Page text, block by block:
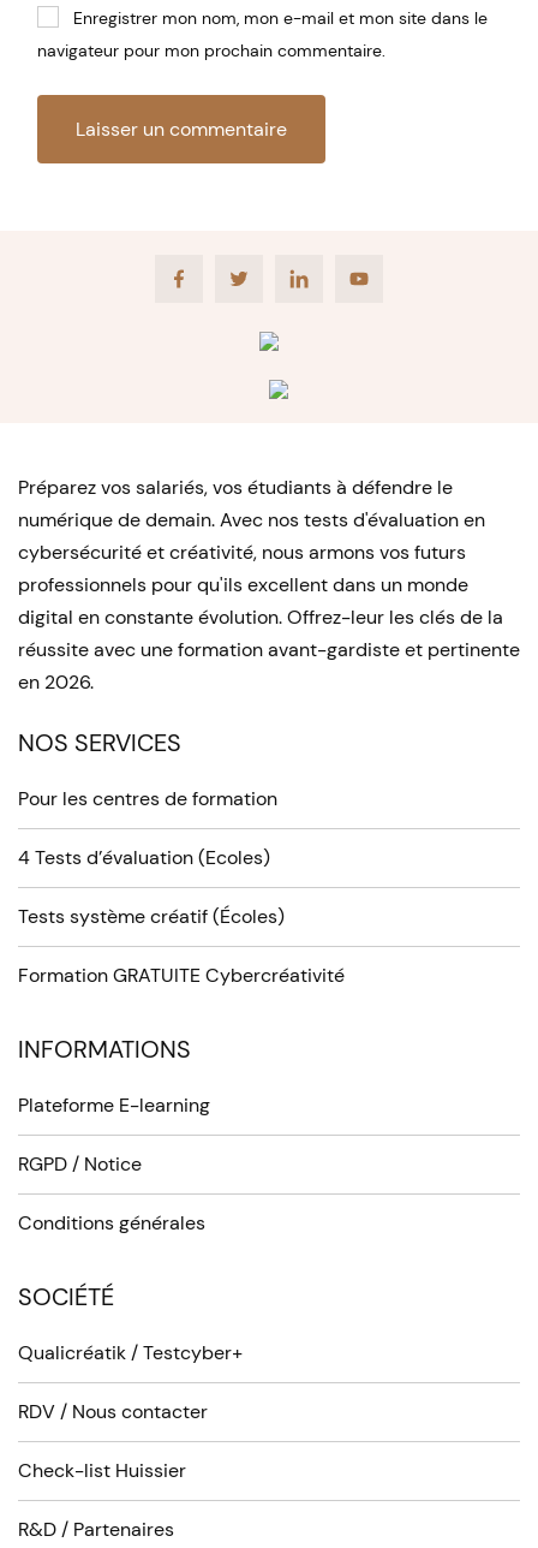
Enregistrer mon nom, mon e-mail et mon site dans le
navigateur pour mon prochain commentaire.
FacebookTwitter LinkedIn Youtube
Préparez vos salariés, vos étudiants à défendre le
numérique de demain. Avec nos tests d'évaluation en
cybersécurité et créativité, nous armons vos futurs
professionnels pour qu'ils excellent dans un monde
digital en constante évolution. Offrez-leur les clés de la
réussite avec une formation avant-gardiste et pertinente
en 2026.
NOS SERVICES
Pour les centres de formation
4 Tests d’évaluation (Ecoles)
Tests système créatif (Écoles)
Formation GRATUITE Cybercréativité
INFORMATIONS
Plateforme E-learning
RGPD / Notice
Conditions générales
SOCIÉTÉ
Qualicréatik / Testcyber+
RDV / Nous contacter
Check-list Huissier
R&D / Partenaires